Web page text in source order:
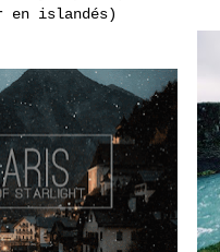
en islandés)